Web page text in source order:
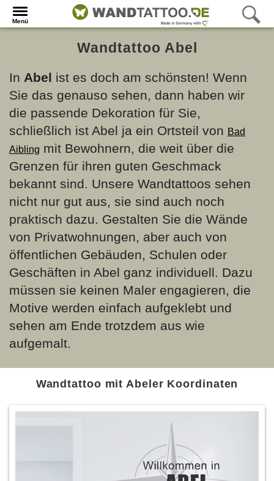
Menü
Wandtattoo Abel
In Abel ist es doch am schönsten! Wenn
Sie das genauso sehen, dann haben wir
die passende Dekoration für Sie,
schließlich ist Abel ja ein Ortsteil von Bad
Aibling mit Bewohnern, die weit über die
Grenzen für ihren guten Geschmack
bekannt sind. Unsere Wandtattoos sehen
nicht nur gut aus, sie sind auch noch
praktisch dazu. Gestalten Sie die Wände
von Privatwohnungen, aber auch von
öffentlichen Gebäuden, Schulen oder
Geschäften in Abel ganz individuell. Dazu
müssen sie keinen Maler engagieren, die
Motive werden einfach aufgeklebt und
sehen am Ende trotzdem aus wie
aufgemalt.
Wandtattoo mit Abeler Koordinaten